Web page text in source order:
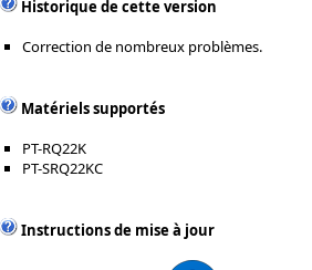
Historique de cette version
Correction de nombreux problèmes.
Matériels supportés
PT-RQ22K
PT-SRQ22KC
Instructions de mise à jour